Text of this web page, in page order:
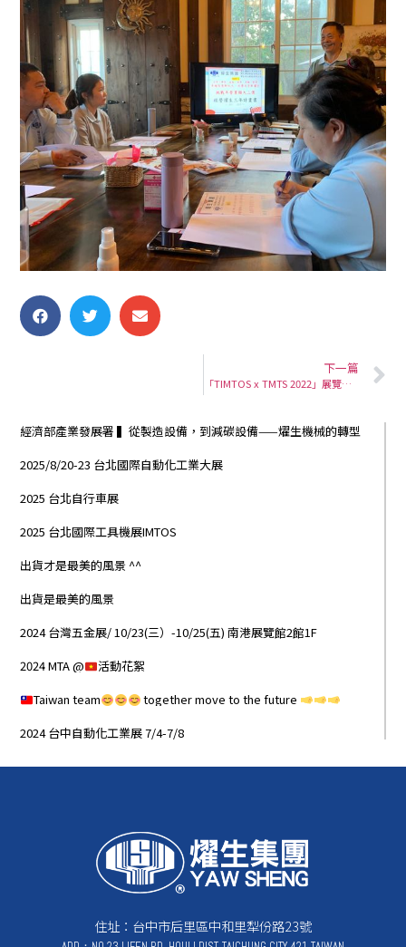
經濟部產業發展署 ▍從製造設備，到減碳設備——燿生機械的轉型
2025/8/20-23 台北國際自動化工業大展
2025 台北自行車展
2025 台北國際工具機展IMTOS
出貨才是最美的風景 ^^
出貨是最美的風景
2024 台灣五金展/ 10/23(三）-10/25(五) 南港展覽館2館1F
2024 MTA @
活動花絮
Taiwan team
together move to the future
2024 台中自動化工業展 7/4-7/8
下一篇
「TIMTOS x TMTS 2022」展覽地點：南港展覽館2館1F 攤位P1101
住址：台中市后里區中和里犁份路23號